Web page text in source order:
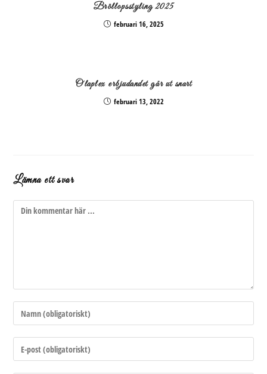
Bröllopsstyling 2025
februari 16, 2025
Olaplex erbjudandet går ut snart
februari 13, 2022
Lämna ett svar
Kommentar
Ange
ditt
namn
eller
Ange
din